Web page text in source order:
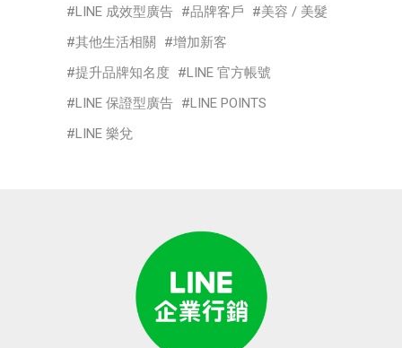
LINE 成效型廣告 品牌客戶
美容 / 美髮
其他生活相關
增加新客
提升品牌知名度
LINE 官方帳號
LINE 保證型廣告
LINE POINTS
LINE 樂兌